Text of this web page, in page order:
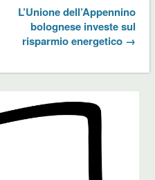
L’Unione dell’Appennino
bolognese investe sul
risparmio energetico →